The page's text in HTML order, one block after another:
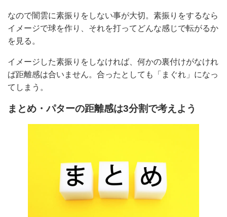
なので闇雲に素振りをしない事が大切。素振りをするなら
イメージで球を作り、それを打ってどんな感じで転がるか
を見る。
イメージした素振りをしなければ、何かの裏付けがなけれ
ば距離感は合いません。合ったとしても「まぐれ」になっ
てしまう。
まとめ・パターの距離感は3分割で考えよう